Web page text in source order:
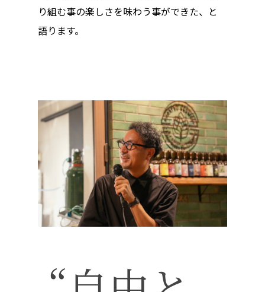
り組む事の楽しさを味わう事ができた、と
語ります。